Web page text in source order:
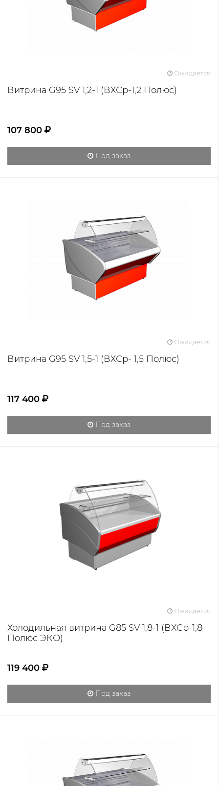
Ожидается
Витрина G95 SV 1,2-1 (ВХСр-1,2 Полюс)
107 800
Под заказ
Ожидается
Витрина G95 SV 1,5-1 (ВХСр- 1,5 Полюс)
117 400
Под заказ
Ожидается
Холодильная витрина G85 SV 1,8-1 (ВХСр-1,8
Полюс ЭКО)
119 400
Под заказ